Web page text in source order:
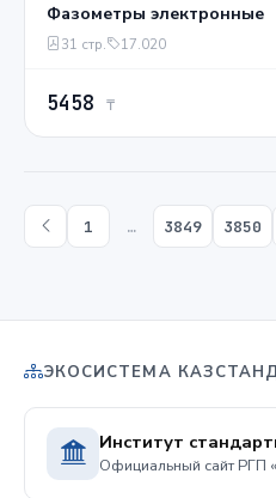
Фазометры электронные
31 стр. 17.020
5458 ₸
1 … 3849 3850
ЭКОСИСТЕМА
Институт
Официальный сайт РГП